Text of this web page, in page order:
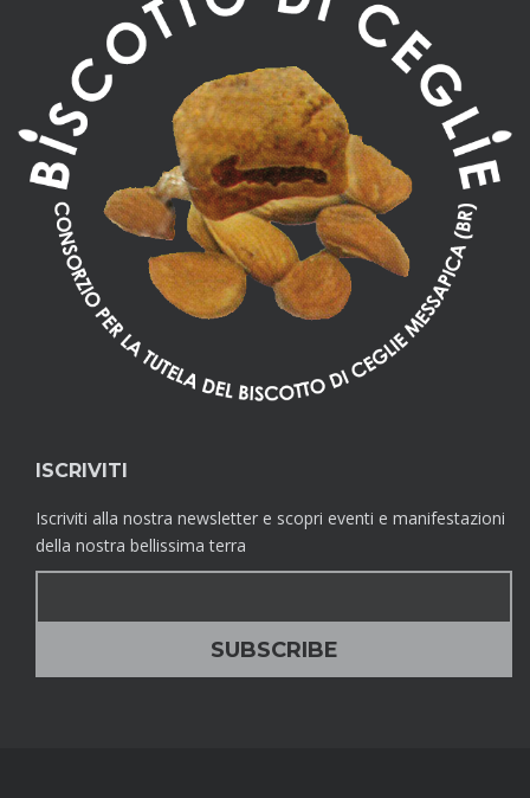
ISCRIVITI
Iscriviti alla nostra newsletter e scopri eventi e manifestazioni
della nostra bellissima terra